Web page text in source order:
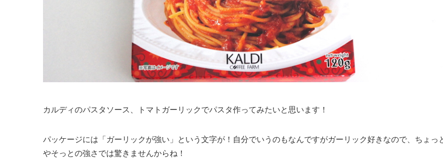
カルディのパスタソース、トマトガーリックでパスタ作ってみたいと思います！
パッケージには「ガーリックが強い」という文字が！自分でいうのもなんですがガーリック好きなので、ちょっ
やそっとの強さでは驚きませんからね！